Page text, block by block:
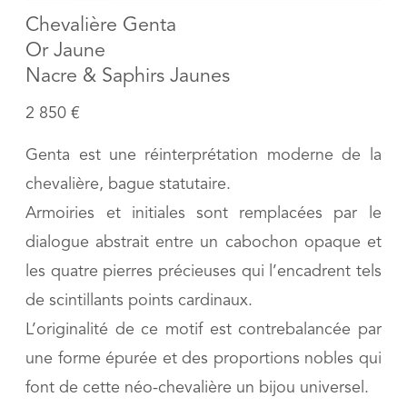
Chevalière Genta
Or Jaune
Nacre & Saphirs Jaunes
2 850 €
Genta est une réinterprétation moderne de la
chevalière, bague statutaire.
Armoiries et initiales sont remplacées par le
dialogue abstrait entre un cabochon opaque et
les quatre pierres précieuses qui l’encadrent tels
de scintillants points cardinaux.
L’originalité de ce motif est contrebalancée par
une forme épurée et des proportions nobles qui
font de cette néo-chevalière un bijou universel.